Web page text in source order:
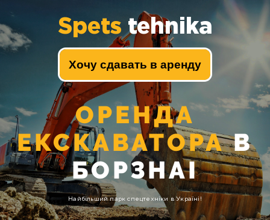
Spets tehnika
Хочу сдавать в аренду
ОРЕНДА
ЕКСКАВАТОРАВ
БОРЗНАІ
Найбільший парк спецтехніки в Україні!